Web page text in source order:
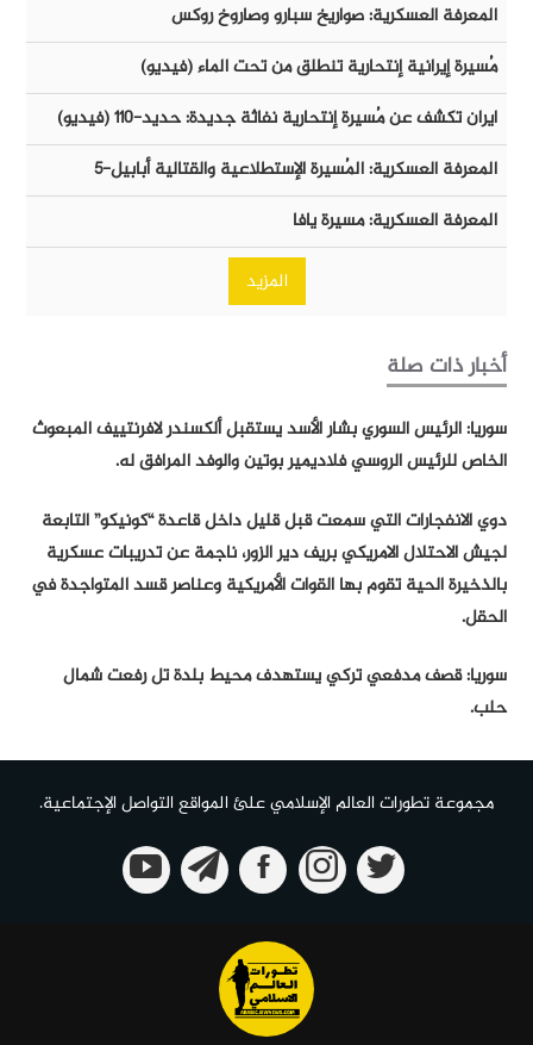
المعرفة العسكرية: صواريخ سبارو وصاروخ روكس
مُسيرة إيرانية إنتحارية تنطلق من تحت الماء (فيديو)
ايران تكشف عن مُسيرة إنتحارية نفاثة جديدة: حديد-١١٠ (فيديو)
المعرفة العسكرية: المُسيرة الإستطلاعية والقتالية أبابيل-٥
المعرفة العسكرية: مسيرة يافا
المزيد
أخبار ذات صلة
سوريا: الرئيس السوري بشار الأسد يستقبل ألكسندر لافرنتييف المبعوث
الخاص للرئيس الروسي فلاديمير بوتين والوفد المرافق له.
دوي الانفجارات التي سمعت قبل قليل داخل قاعدة “كونيكو” التابعة
لجيش الاحتلال الامريكي بريف دير الزور، ناجمة عن تدريبات عسكرية
بالذخيرة الحية تقوم بها القوات الأمريكية وعناصر قسد المتواجدة في
الحقل.
سوريا: قصف مدفعي تركي يستهدف محيط بلدة تل رفعت شمال
حلب.
مجموعة تطورات العالم الإسلامي علئ المواقع التواصل الإجتماعية.